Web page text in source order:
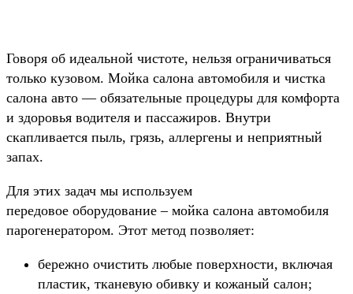
Говоря об идеальной чистоте, нельзя ограничиваться
только кузовом. Мойка салона автомобиля и чистка
салона авто — обязательные процедуры для комфорта
и здоровья водителя и пассажиров. Внутри
скапливается пыль, грязь, аллергены и неприятный
запах.
Для этих задач мы используем
передовое оборудование – мойка салона автомобиля
парогенератором. Этот метод позволяет:
бережно очистить любые поверхности, включая
пластик, тканевую обивку и кожаный салон;